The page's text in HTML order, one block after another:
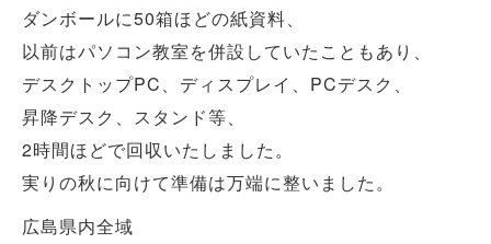
ダンボールに50箱ほどの紙資料、
以前はパソコン教室を併設していたこともあり、
デスクトップPC、ディスプレイ、PCデスク、
昇降デスク、スタンド等、
2時間ほどで回収いたしました。
実りの秋に向けて準備は万端に整いました。
広島県内全域